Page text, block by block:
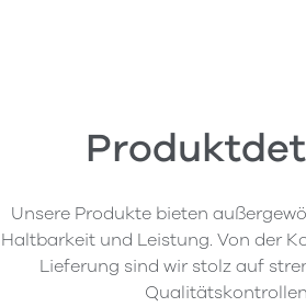
Unsere Produkte bieten
Haltbarkeit und Leistung. Von der
Lieferung sind wir stolz auf